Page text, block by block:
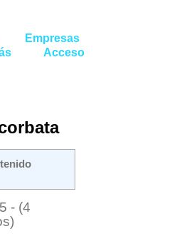
Empresas
Acceso
- (4